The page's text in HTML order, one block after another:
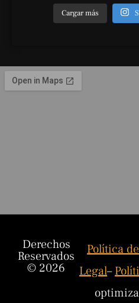
Cargar más
Derechos
Reservados
© 2026
Política
Legal–